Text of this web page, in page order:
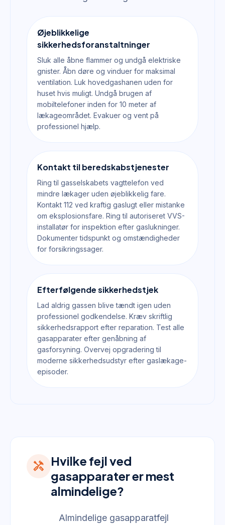
Øjeblikkelige
sikkerhedsforanstaltninger
Sluk alle åbne flammer og undgå elektriske
gnister. Åbn døre og vinduer for maksimal
ventilation. Luk hovedgashanen uden for
huset hvis muligt. Undgå brugen af
mobiltelefoner inden for 10 meter af
lækageområdet. Evakuer og vent på
professionel hjælp.
Kontakt til beredskabstjenester
Ring til gasselskabets vagttelefon ved
mindre lækager uden øjeblikkelig fare.
Kontakt 112 ved kraftig gaslugt eller mistanke
om eksplosionsfare. Ring til autoriseret VVS-
installatør for inspektion efter gaslukninger.
Dokumenter tidspunkt og omstændigheder
for forsikringssager.
Efterfølgende sikkerhedstjek
Lad aldrig gassen blive tændt igen uden
professionel godkendelse. Kræv skriftlig
sikkerhedsrapport efter reparation. Test alle
gasapparater efter genåbning af
gasforsyning. Overvej opgradering til
moderne sikkerhedsudstyr efter gaslækage-
episoder.
handyman Hvilke fejl ved
gasapparater er mest
almindelige?
Almindelige gasapparatfejl